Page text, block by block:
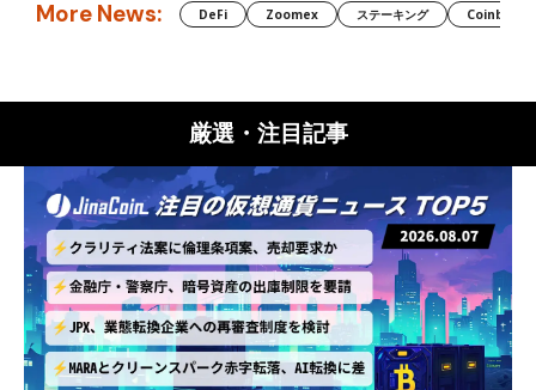
More News: DeFi Zoomex ステーキング Coinbase
厳選・注目記事